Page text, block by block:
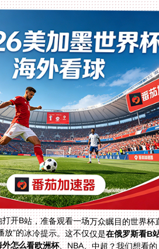
开B站，准备观看一场万众瞩目的世界
”的冰冷提示。这不仅仅是在俄罗斯看B
外怎么看欧洲杯、NBA、中超？我们想看
的中文解说，感受那份与故土相连的热闹。问题根源
方案的核心就是使用一款可靠的回国加速器，它能为